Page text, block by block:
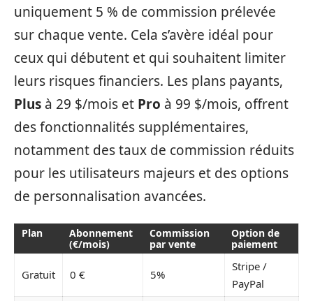
uniquement 5 % de commission prélevée
sur chaque vente. Cela s’avère idéal pour
ceux qui débutent et qui souhaitent limiter
leurs risques financiers. Les plans payants,
Plus à 29 $/mois et Pro à 99 $/mois, offrent
des fonctionnalités supplémentaires,
notamment des taux de commission réduits
pour les utilisateurs majeurs et des options
de personnalisation avancées.
Plan
Abonnement
(€/mois)
Commission
par vente
Option de
paiement
Gratuit 0 € 5%
Stripe /
PayPal